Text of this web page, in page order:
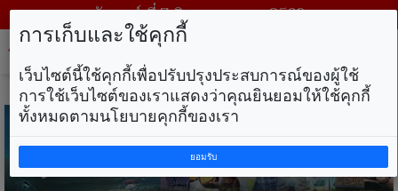
วันศุกร์ ที่ 7 สิงหาคม พ.ศ. 2569
การเก็บและใช้คุกกี้
เว็บไซต์นี้ใช้คุกกี้เพื่อปรับปรุงประสบการณ์ของผู้ใช้
การใช้เว็บไซต์ของเราแสดงว่าคุณยินยอมให้ใช้คุกกี้
ทั้งหมดตามนโยบายคุกกี้ของเรา
ยอมรับ